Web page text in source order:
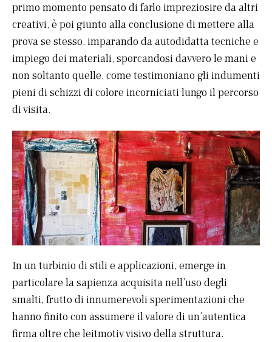
primo momento pensato di farlo impreziosire da altri
creativi, è poi giunto alla conclusione di mettere alla
prova se stesso, imparando da autodidatta tecniche e
impiego dei materiali, sporcandosi davvero le mani e
non soltanto quelle, come testimoniano gli indumenti
pieni di schizzi di colore incorniciati lungo il percorso
di visita.
In un turbinio di stili e applicazioni, emerge in
particolare la sapienza acquisita nell’uso degli
smalti, frutto di innumerevoli sperimentazioni che
hanno finito con assumere il valore di un’autentica
firma oltre che leitmotiv visivo della struttura.